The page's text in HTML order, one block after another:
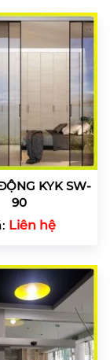
KYK SW-
90
Liên hệ